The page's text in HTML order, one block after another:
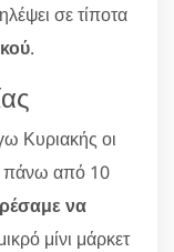
σε τίποτα
.
Κυριακής οι
πάνω από 10
να
μίνι μάρκετ